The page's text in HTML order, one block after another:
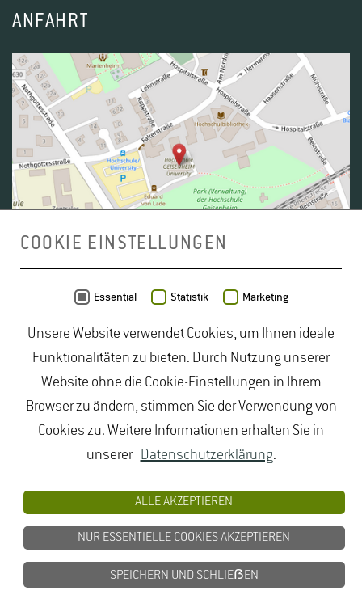
ANFAHRT
OpenStreetMap- Veröffentlicht unterODbL
duales Studium Gartenbau| Gartenbau Studium|
Lebensmittelrecht Studium|Lebensmittelsicherheit
Studium| Naturschutz Studium|Oenologie
Studium| Studiengang Logistik|Studiengänge
Lebensmittel |Studiengänge Natur| Studiengänge
Studium Landschaftsarchitektur
Studium Lebensmittel|Studium
Lebensmittelsicherheit|Studium Logistik|Studium
Studium Naturschutz|Studium
COOKIE EINSTELLUNGEN
Essential Statistik Marketing
Unsere Website verwendet Cookies, um Ihnen ideale
Funktionalitäten zu bieten. Durch Nutzung unserer
Website ohne die Cookie-Einstellungen in Ihrem
Browser zu ändern, stimmen Sie der Verwendung von
Cookies zu. Weitere Informationen erhalten Sie in
unserer Datenschutzerklärung.
ALLE AKZEPTIEREN
NUR ESSENTIELLE COOKIES AKZEPTIEREN
SPEICHERN UND SCHLIEẞEN